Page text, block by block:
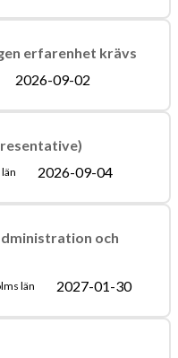
erfarenhet krävs
2026-09-02
2026-09-04
och
län 2027-01-30